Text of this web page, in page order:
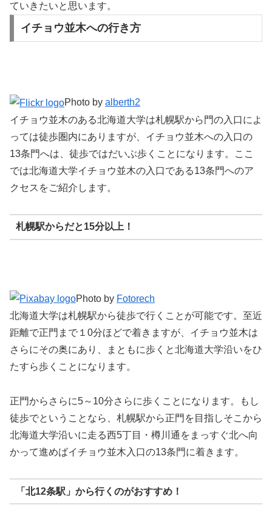
ていきたいと思います。
イチョウ並木への行き方
Photo by alberth2
イチョウ並木のある北海道大学は札幌駅から門の入口によ
っては徒歩圏内にありますが、イチョウ並木への入口の
13条門へは、徒歩ではだいぶ歩くことになります。ここ
では北海道大学イチョウ並木の入口である13条門へのア
クセスをご紹介します。
札幌駅からだと15分以上！
Photo by Fotorech
北海道大学は札幌駅から徒歩で行くことが可能です。至近
距離で正門まで１0分ほどで着きますが、イチョウ並木は
さらにその奥にあり、まともに歩くと北海道大学沿いをひ
たすら歩くことになります。
正門からさらに5～10分さらに歩くことになります。もし
徒歩でということなら、札幌駅から正門を目指しそこから
北海道大学沿いに走る西5丁目・樽川通をまっすぐ北へ向
かって進めばイチョウ並木入口の13条門に着きます。
「北12条駅」から行くのがおすすめ！